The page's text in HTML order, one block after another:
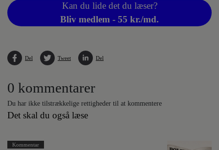
Kan du lide det du læser?
Bliv medlem - 55 kr./md.
Del Tweet Del
0 kommentarer
Du har ikke tilstrækkelige rettigheder til at kommentere
Det skal du også læse
Kommentar